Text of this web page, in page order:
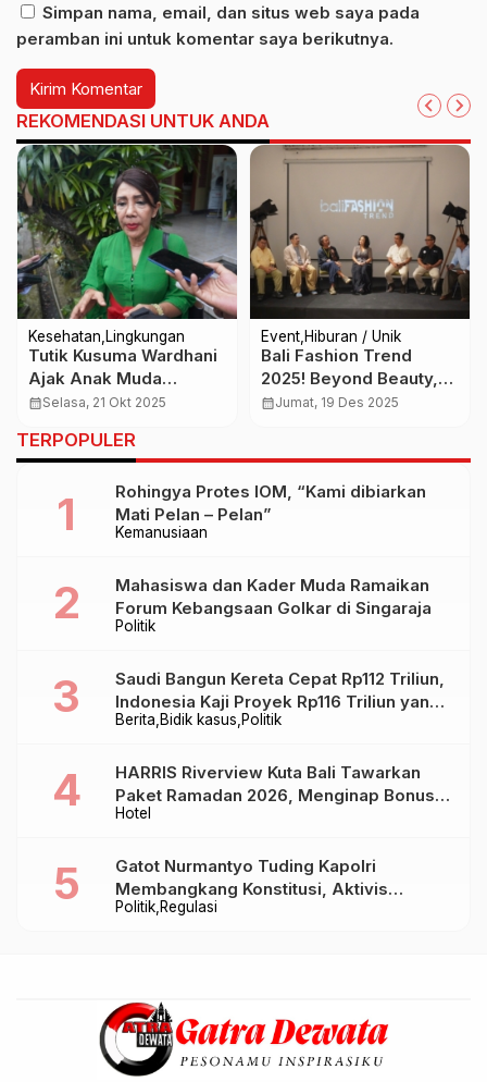
Simpan nama, email, dan situs web saya pada
peramban ini untuk komentar saya berikutnya.
REKOMENDASI UNTUK ANDA
Kesehatan Lingkungan
Tutik Kusuma Wardhani
Ajak Anak Muda
Waspadai Penyakit
calendar_monthSelasa, 21 Okt 2025
Event Hiburan / Unik
Bali Fashion Trend
2025! Beyond Beauty,
Ketika Mode Menjadi
calendar_monthJumat, 19 Des 2025
TERPOPULER
Kemanusiaan
Rohingya Protes IOM, “Kami dibiarkan
Mati Pelan – Pelan”
Politik
Mahasiswa dan Kader Muda Ramaikan
Forum Kebangsaan Golkar di Singaraja
Berita Bidik kasus Politik
Saudi Bangun Kereta Cepat Rp112 Triliun,
Indonesia Kaji Proyek Rp116 Triliun yang
Baru Sampai Bandung
Hotel
HARRIS Riverview Kuta Bali Tawarkan
Paket Ramadan 2026, Menginap Bonus
Takjil hingga Bukber Mulai Rp88.888
Politik Regulasi
Gatot Nurmantyo Tuding Kapolri
Membangkang Konstitusi, Aktivis
Tegaskan Polri Tak Punya Sejarah